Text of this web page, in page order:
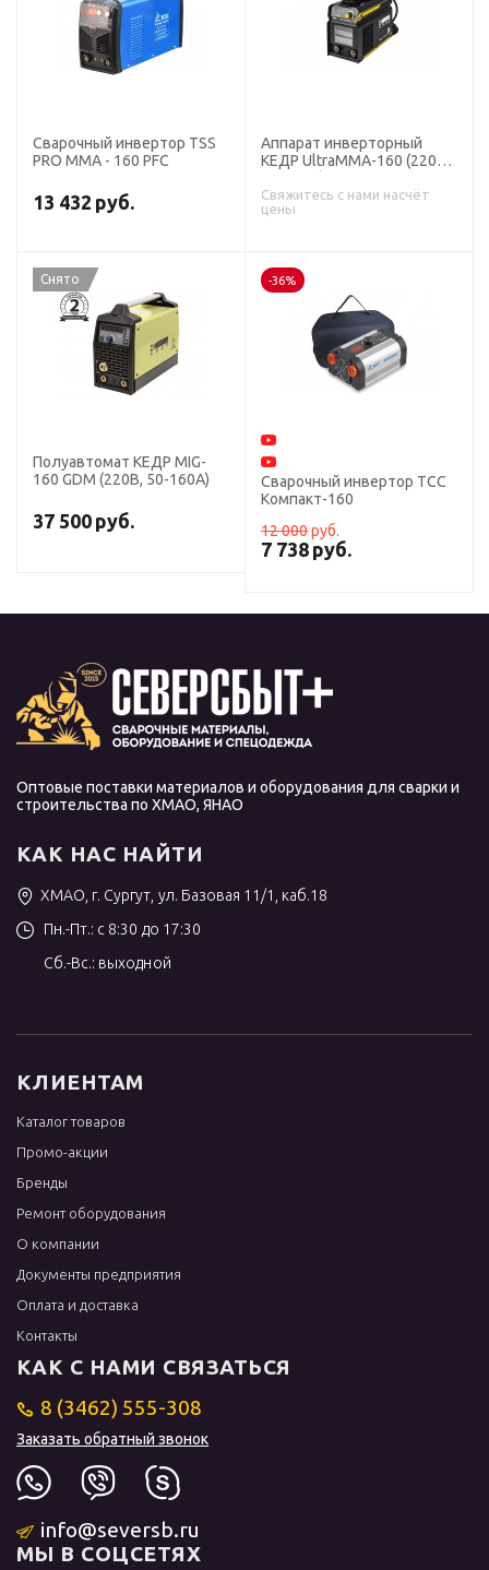
Сварочный инвертор TSS
PRO MMA - 160 PFC
13 432 руб.
Аппарат инверторный
КЕДР UltraMMA-160 (220В,
Свяжитесь с нами насчёт
цены
Снято
Полуавтомат КЕДР MIG-
160 GDM (220В, 50-160А)
37 500 руб.
-36%
Сварочный инвертор ТСС
Компакт-160
12 000руб.
7 738 руб.
Оптовые поставки материалов и оборудования для сварки и
строительства по ХМАО, ЯНАО
КАК НАС НАЙТИ
ХМАО, г. Сургут, ул. Базовая 11/1, каб.18
Пн.-Пт.: с 8:30 до 17:30
Сб.-Вс.: выходной
КЛИЕНТАМ
Каталог товаров
Промо-акции
Бренды
Ремонт оборудования
О компании
Документы предприятия
Оплата и доставка
Контакты
КАК С НАМИ СВЯЗАТЬСЯ
8 (3462) 555-308
Заказать обратный звонок
info@seversb.ru
МЫ В СОЦСЕТЯХ